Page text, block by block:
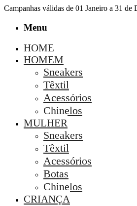
Campanhas válidas de 01 Janeiro a 31 de
Menu
HOME
HOMEM
Sneakers
Têxtil
Acessórios
Chinelos
MULHER
Sneakers
Têxtil
Acessórios
Botas
Chinelos
CRIANÇA